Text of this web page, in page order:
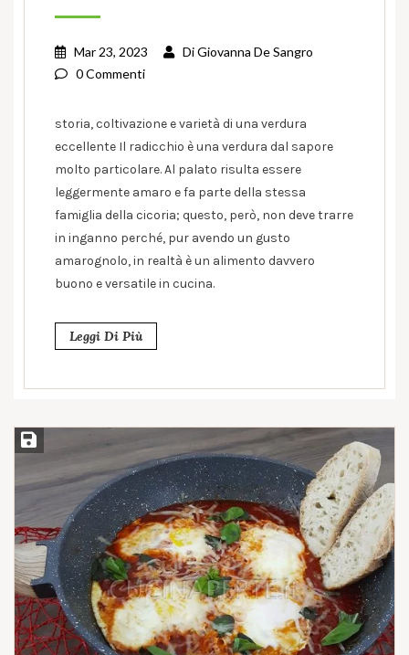
Mar 23, 2023 DiGiovanna De Sangro
0 Commenti
storia, coltivazione e varietà di una verdura
eccellente Il radicchio è una verdura dal sapore
molto particolare. Al palato risulta essere
leggermente amaro e fa parte della stessa
famiglia della cicoria; questo, però, non deve trarre
in inganno perché, pur avendo un gusto
amarognolo, in realtà è un alimento davvero
buono e versatile in cucina.
Leggi Di Più
Salva ricetta